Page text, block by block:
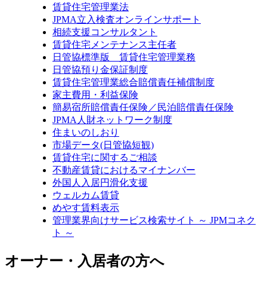
賃貸住宅管理業法
JPMA立入検査オンラインサポート
相続支援コンサルタント
賃貸住宅メンテナンス主任者
日管協標準版 賃貸住宅管理業務
日管協預り金保証制度
賃貸住宅管理業総合賠償責任補償制度
家主費用・利益保険
簡易宿所賠償責任保険／民泊賠償責任保険
JPMA人財ネットワーク制度
住まいのしおり
市場データ(日管協短観)
賃貸住宅に関するご相談
不動産賃貸におけるマイナンバー
外国人入居円滑化支援
ウェルカム賃貸
めやす賃料表示
管理業界向けサービス検索サイト ～ JPMコネク
ト ～
オーナー・入居者の方へ